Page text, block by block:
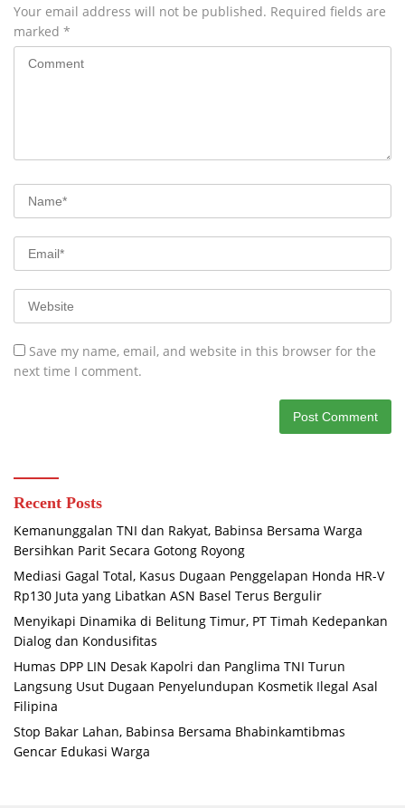
Your email address will not be published. Required fields are
marked *
Save my name, email, and website in this browser for the
next time I comment.
Recent Posts
Kemanunggalan TNI dan Rakyat, Babinsa Bersama Warga
Bersihkan Parit Secara Gotong Royong
Mediasi Gagal Total, Kasus Dugaan Penggelapan Honda HR-V
Rp130 Juta yang Libatkan ASN Basel Terus Bergulir
Menyikapi Dinamika di Belitung Timur, PT Timah Kedepankan
Dialog dan Kondusifitas
Humas DPP LIN Desak Kapolri dan Panglima TNI Turun
Langsung Usut Dugaan Penyelundupan Kosmetik Ilegal Asal
Filipina
Stop Bakar Lahan, Babinsa Bersama Bhabinkamtibmas
Gencar Edukasi Warga